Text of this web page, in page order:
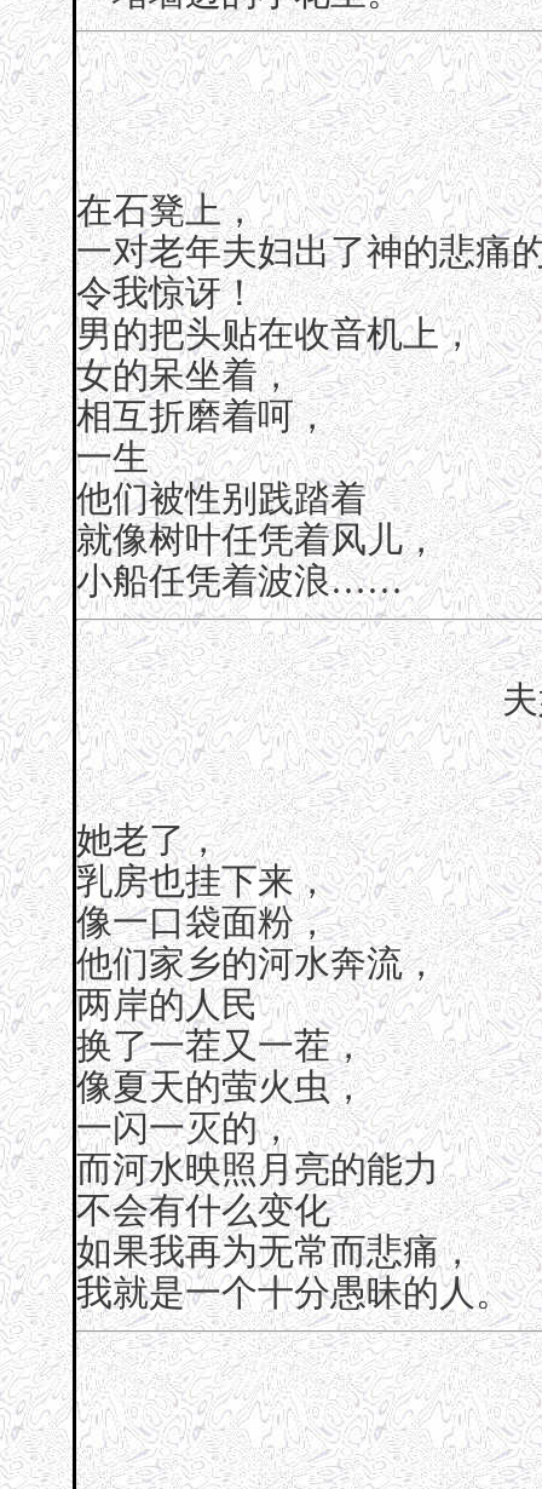
在石凳上，
一对老年夫妇出了神的悲痛
令我惊讶！
男的把头贴在收音机上，
女的呆坐着，
相互折磨着呵，
一生
他们被性别践踏着
就像树叶任凭着风儿，
小船任凭着波浪……
她老了，
乳房也挂下来，
像一口袋面粉，
他们家乡的河水奔流，
两岸的人民
换了一茬又一茬，
像夏天的萤火虫，
一闪一灭的，
而河水映照月亮的能力
不会有什么变化
如果我再为无常而悲痛，
我就是一个十分愚昧的人。